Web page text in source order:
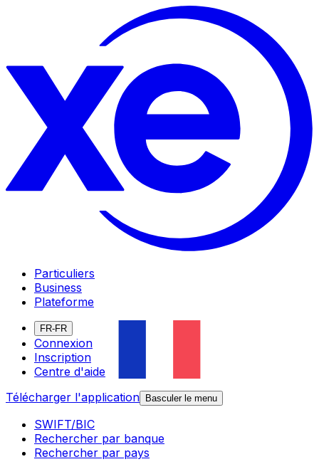
Particuliers
Business
Plateforme
FR-FR
Connexion
Inscription
Centre d'aide
Télécharger l'application
Basculer le menu
SWIFT/BIC
Rechercher par banque
Rechercher par pays